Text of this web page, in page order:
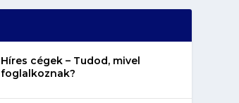
Híres cégek – Tudod, mivel
foglalkoznak?